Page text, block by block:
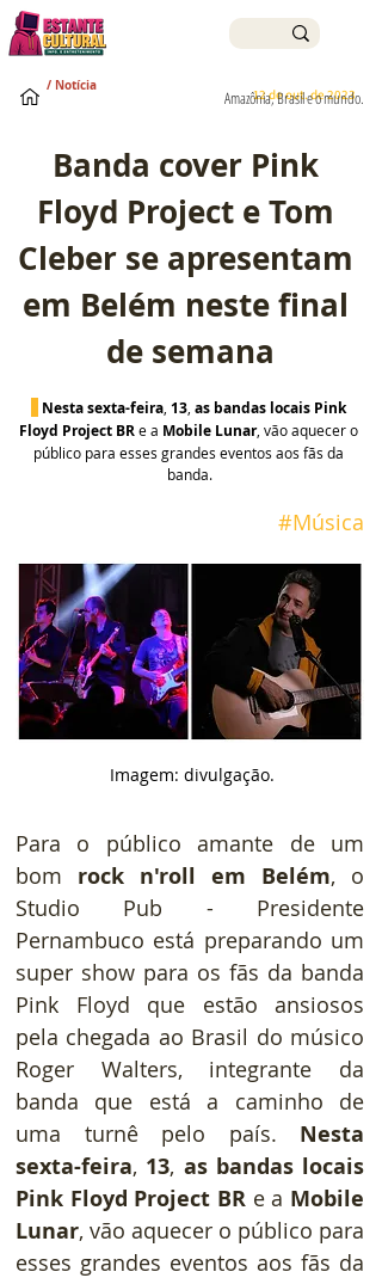
12 de out. de 2023
Amazônia, Brasil e o mundo.
/ Notícia
Banda cover Pink
Floyd Project e Tom
Cleber se apresentam
em Belém neste final
de semana
Nesta sexta-feira, 13, as bandas locais Pink
Floyd Project BR e a Mobile Lunar, vão aquecer o
público para esses grandes eventos aos fãs da
banda.
#Música
Imagem: divulgação.
Para o público amante de um
bom rock n'roll em Belém,
o
Studio Pub - Presidente
Pernambuco está preparando um
super show para os fãs da banda
Pink Floyd que estão ansiosos
pela chegada ao Brasil do músico
Roger Walters, integrante da
banda que está a caminho de
uma turnê pelo país. Nesta
sexta-feira, 13, as bandas locais
Pink Floyd Project BR e a Mobile
Lunar, vão aquecer o público para
esses grandes eventos aos fãs da